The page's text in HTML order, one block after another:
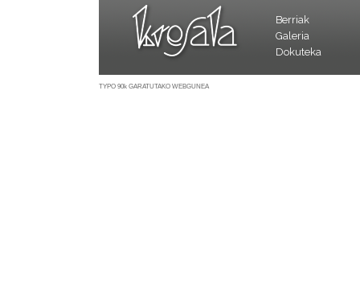
Berriak
Galeria
Dokuteka
TYPO 90k GARATUTAKO WEBGUNEA